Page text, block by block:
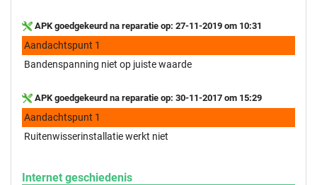
APK goedgekeurd na reparatie op: 27-11-2019 om 10:31
Aandachtspunt 1
Bandenspanning niet op juiste waarde
APK goedgekeurd na reparatie op: 30-11-2017 om 15:29
Aandachtspunt 1
Ruitenwisserinstallatie werkt niet
Internet geschiedenis